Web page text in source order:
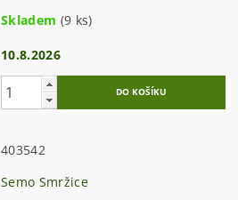
Skladem (9 ks)
10.8.2026
403542
Semo Smržice